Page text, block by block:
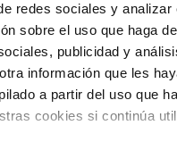
redes sociales y analizar
sobre el uso que haga
publicidad y
información que les
a partir del uso que
cookies si continúa